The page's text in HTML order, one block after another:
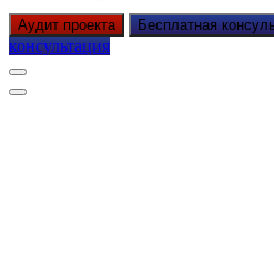
Аудит проекта Бесплатная
консультация